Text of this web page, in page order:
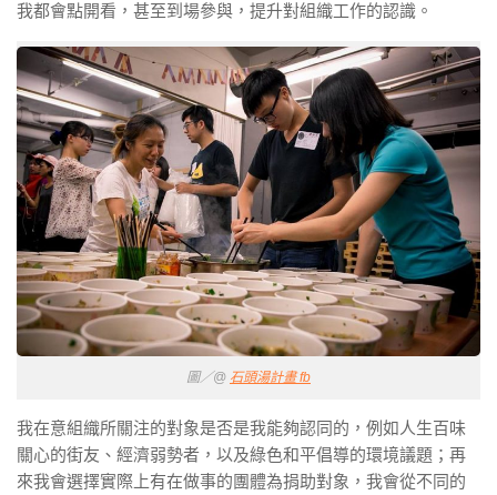
我都會點開看，甚至到場參與，提升對組織工作的認識。
圖／@ 石頭湯計畫 fb
我在意組織所關注的對象是否是我能夠認同的，例如人生百味
關心的街友、經濟弱勢者，以及綠色和平倡導的環境議題；再
來我會選擇實際上有在做事的團體為捐助對象，我會從不同的